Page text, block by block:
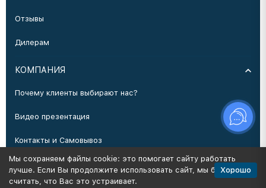
Отзывы
Дилерам
КОМПАНИЯ
Почему клиенты выбирают нас?
Видео презентация
Контакты и Самовывоз
Производство
Мы сохраняем файлы cookie: это помогает сайту работать
лучше. Если Вы продолжите использовать сайт, мы будем
считать, что Вас это устраивает.
Хорошо